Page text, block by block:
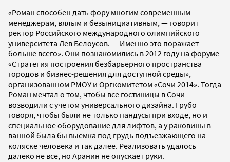
«Роман способен дать фору многим современным
менеджерам, вялым и безынициативным, — говорит
ректор Российского международного олимпийского
университета Лев Белоусов. — Именно это поражает
больше всего». Они познакомились в 2012 году на форуме
«Стратегия построения безбарьерного пространства
городов и бизнес-решения для доступной среды»,
организованном РМОУ и Оргкомитетом «Сочи 2014». Тогда
Роман мечтал о том, чтобы все гостиницы в Сочи
возводили с учетом универсального дизайна. Грубо
говоря, чтобы были не только пандусы при входе, но и
специальное оборудование для лифтов, а у раковины в
ванной была бы выемка под грудь подъезжающего на
коляске человека и так далее. Реализовать удалось
далеко не все, но Аранин не опускает руки.